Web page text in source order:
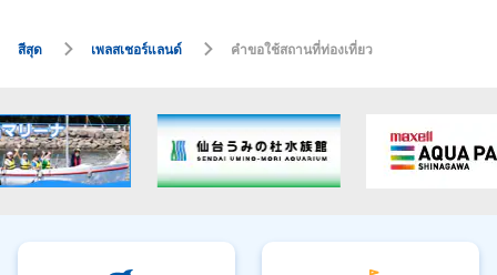
สีสุด เพลสเชอร์แลนด์ คำขอใช้สถานที่ท่องเที่ยว